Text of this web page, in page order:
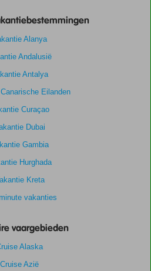
Alanya
Andalusië
Antalya
Eilanden
Curaçao
Dubai
Gambia
Hurghada
Kreta
vakanties
vaargebieden
Alaska
Cruise Azië